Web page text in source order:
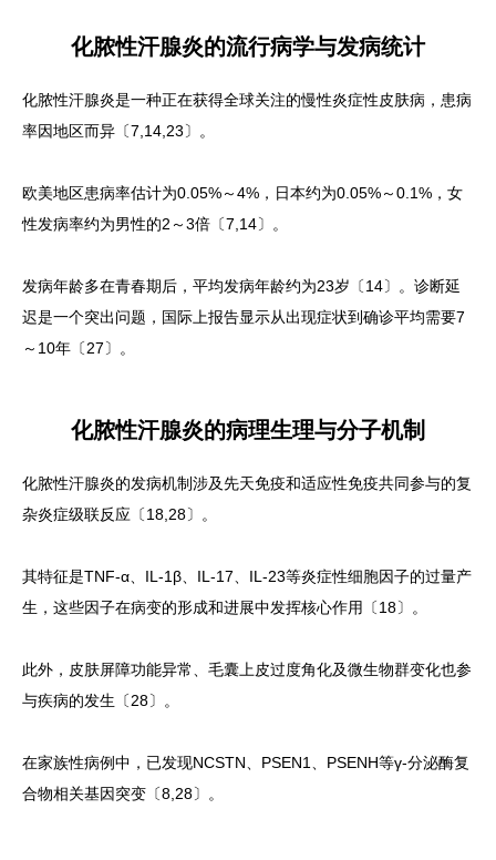
化脓性汗腺炎的流行病学与发病统计
化脓性汗腺炎是一种正在获得全球关注的慢性炎症性皮肤病，患病
率因地区而异〔7,14,23〕。
欧美地区患病率估计为0.05%～4%，日本约为0.05%～0.1%，女
性发病率约为男性的2～3倍〔7,14〕。
发病年龄多在青春期后，平均发病年龄约为23岁〔14〕。诊断延
迟是一个突出问题，国际上报告显示从出现症状到确诊平均需要7
～10年〔27〕。
化脓性汗腺炎的病理生理与分子机制
化脓性汗腺炎的发病机制涉及先天免疫和适应性免疫共同参与的复
杂炎症级联反应〔18,28〕。
其特征是TNF-α、IL-1β、IL-17、IL-23等炎症性细胞因子的过量产
生，这些因子在病变的形成和进展中发挥核心作用〔18〕。
此外，皮肤屏障功能异常、毛囊上皮过度角化及微生物群变化也参
与疾病的发生〔28〕。
在家族性病例中，已发现NCSTN、PSEN1、PSENH等γ-分泌酶复
合物相关基因突变〔8,28〕。